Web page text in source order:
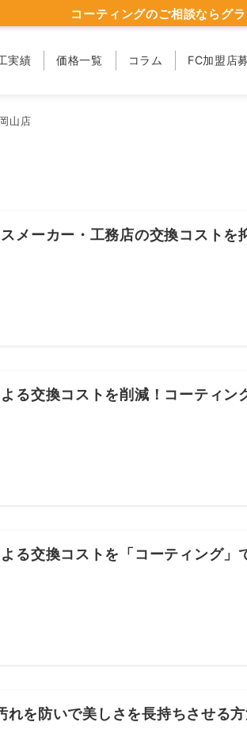
実績 価格一覧 コラム FC加盟店
コーティングのご相談ならグ
岡山店
メーカー・工務店の交換コストを
る交換コストを削減！コーティン
る交換コストを「コーティング」
れを防いで美しさを長持ちさせる